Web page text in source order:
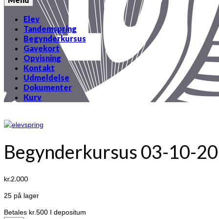
Elev
Tandemspring
Begynderkursus
Gavekort
Opvisning
Kontakt
Udmeldelse
Dokumenter
Kurv
Begynderkursus 03-10-
kr.2.000
25 på lager
Betales kr.500 I depositum